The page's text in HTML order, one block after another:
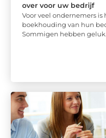
over voor uw bedrijf
Voor veel ondernemers
boekhouding van hun
Sommigen hebben